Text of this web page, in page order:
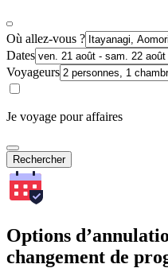
Où allez-vous ?
Dates
Voyageurs
Je voyage pour affaires
Rechercher
Options
changement de